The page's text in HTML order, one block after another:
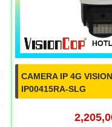
CAMERA IP 4G
IP00415RA-SLG